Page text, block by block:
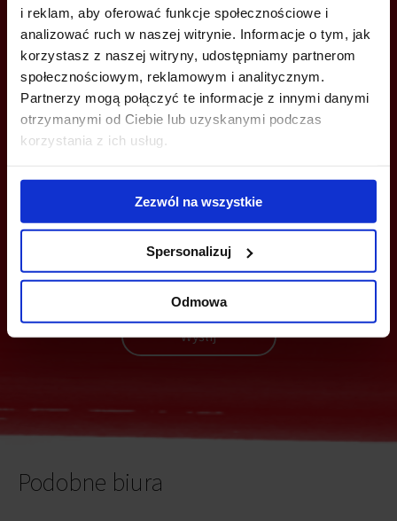
i reklam, aby oferować funkcje społecznościowe i
analizować ruch w naszej witrynie. Informacje o tym, jak
korzystasz z naszej witryny, udostępniamy partnerom
społecznościowym, reklamowym i analitycznym.
Partnerzy mogą połączyć te informacje z innymi danymi
otrzymanymi od Ciebie lub uzyskanymi podczas
korzystania z ich usług.
Zezwól na wszystkie
Spersonalizuj
Odmowa
+48 508 122 312
joanna.tomala@jll.com
Wyślij
Podobne biura